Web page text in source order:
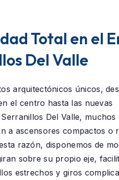
Total en el
Del Valle
arquitectónicos únicos,
el centro hasta las nuevas
Serranillos Del Valle, muchos
a ascensores compactos o
razón, disponemos de
sobre su propio eje,
estrechos y giros